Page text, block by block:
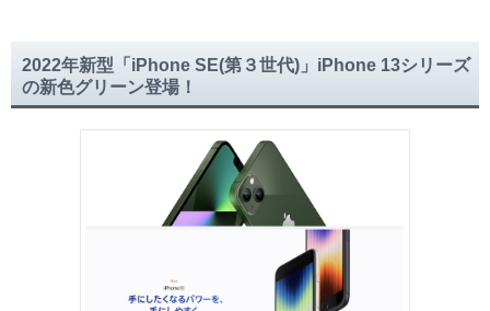
2022年新型「iPhone SE(第３世代)」iPhone 13シリーズ
の新色グリーン登場！